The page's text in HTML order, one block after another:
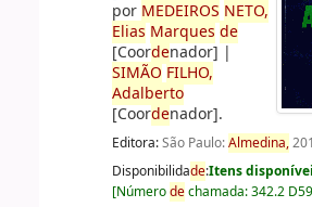
por MEDEIROS NETO,
Elias Marques de
[Coordenador] |
SIMÃO FILHO,
Adalberto
[Coordenador].
Editora:São Paulo:Almedina,
Disponibilidade:Itens
[Númerodechamada:342.2